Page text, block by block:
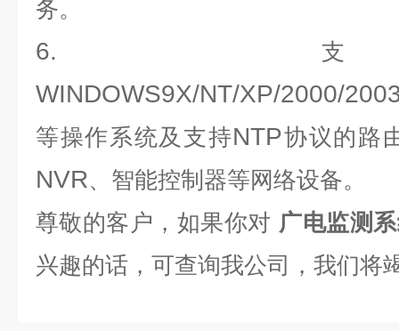
务。
6. 支
WINDOWS9X/NT/XP/2000/
等操作系统及支持NTP协议的路
NVR、智能控制器等网络设备。
尊敬的客户，如果你对 广电监测
兴趣的话，可查询我公司，我们将